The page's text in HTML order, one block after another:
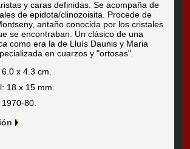
y caras definidas. Se acompaña de
de epidota/clinozoisita. Procede de
antaño conocida por los cristales
se encontraban. Un clásico de una
como era la de Lluís Daunis y Maria
en cuarzos y "ortosas".
x 4.3 cm.
18 x 15 mm.
80.